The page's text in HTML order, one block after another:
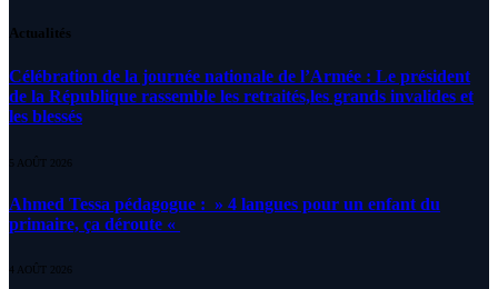
Actualités
Célébration de la journée nationale de l’Armée : Le président
de la République rassemble les retraités,les grands invalides et
les blessés
5 AOÛT 2026
Ahmed Tessa pédagogue : » 4 langues pour un enfant du
primaire, ça déroute «
4 AOÛT 2026